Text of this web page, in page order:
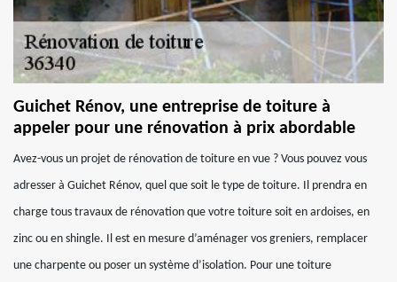
Guichet Rénov, une entreprise de toiture à
appeler pour une rénovation à prix abordable
Avez-vous un projet de rénovation de toiture en vue ? Vous pouvez vous
adresser à Guichet Rénov, quel que soit le type de toiture. Il prendra en
charge tous travaux de rénovation que votre toiture soit en ardoises, en
zinc ou en shingle. Il est en mesure d’aménager vos greniers, remplacer
une charpente ou poser un système d’isolation. Pour une toiture